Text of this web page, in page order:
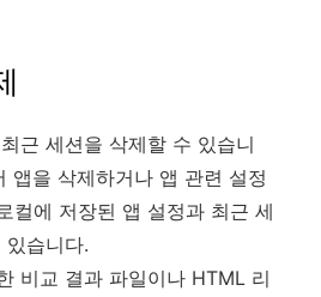
근 세션을 삭제할 수 있습니
앱을 삭제하거나 앱 관련 설정
컬에 저장된 앱 설정과 최근 세
습니다.
비교 결과 파일이나 HTML 리